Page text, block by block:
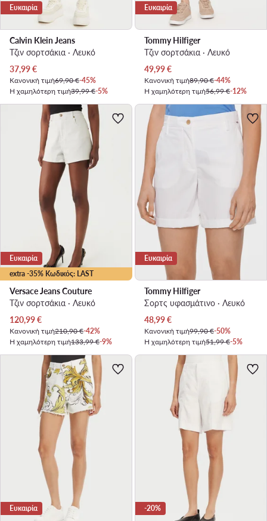
Ευκαιρία
Calvin Klein Jeans
Τζιν σορτσάκια · Λευκό
Τρέχουσα τιμή
37,99€
Κανονική τιμή69,90 €-45%
Η χαμηλότερη τιμή39,99 €-5%
Ευκαιρία
Tommy Hilfiger
Τζιν σορτσάκια · Λευκό
Τρέχουσα τιμή
49,99€
Κανονική τιμή89,90 €-44%
Η χαμηλότερη τιμή56,99 €-12%
extra -35% Κωδικός: LAST
Ευκαιρία
Versace Jeans Couture
Τζιν σορτσάκια · Λευκό
Τρέχουσα τιμή
120,99€
Κανονική τιμή210,90 €-42%
Η χαμηλότερη τιμή133,99 €-9%
Ευκαιρία
Tommy Hilfiger
Σορτς υφασμάτινο · Λευκό
Τρέχουσα τιμή
48,99€
Κανονική τιμή99,90 €-50%
Η χαμηλότερη τιμή51,99 €-5%
Ευκαιρία -20%